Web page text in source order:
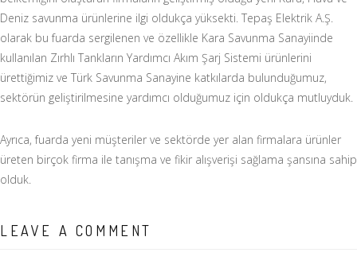
Deniz savunma ürünlerine ilgi oldukça yüksekti. Tepaş Elektrik A.Ş.
olarak bu fuarda sergilenen ve özellikle Kara Savunma Sanayiinde
kullanılan Zırhlı Tankların Yardımcı Akım Şarj Sistemi ürünlerini
ürettiğimiz ve Türk Savunma Sanayine katkılarda bulunduğumuz,
sektörün geliştirilmesine yardımcı olduğumuz için oldukça mutluyduk.
Ayrıca, fuarda yeni müşteriler ve sektörde yer alan firmalara ürünler
üreten birçok firma ile tanışma ve fikir alışverişi sağlama şansına sahip
olduk.
LEAVE A COMMENT